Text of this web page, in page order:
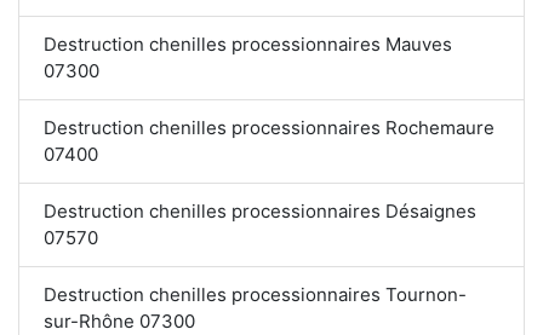
Destruction chenilles processionnaires Mauves
07300
Destruction chenilles processionnaires Rochemaure
07400
Destruction chenilles processionnaires Désaignes
07570
Destruction chenilles processionnaires Tournon-
sur-Rhône 07300